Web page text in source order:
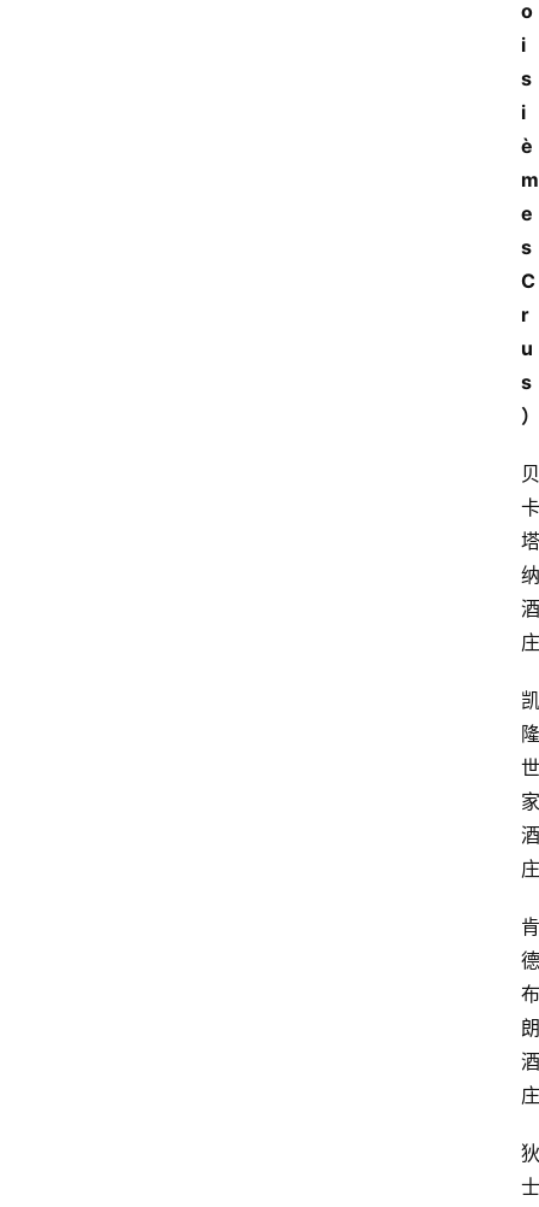
o
i
s
i
è
m
e
s
C
r
u
s
）
贝
卡
塔
纳
酒
庄
凯
隆
世
家
酒
庄
肯
德
布
朗
酒
庄
狄
士